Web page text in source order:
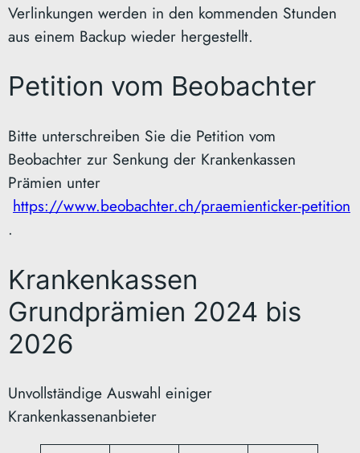
Verlinkungen werden in den kommenden Stunden
aus einem Backup wieder hergestellt.
Petition vom Beobachter
Bitte unterschreiben Sie die Petition vom
Beobachter zur Senkung der Krankenkassen
Prämien unter
https://www.beobachter.ch/praemienticker-petition
.
Krankenkassen
Grundprämien 2024 bis
2026
Unvollständige Auswahl einiger
Krankenkassenanbieter